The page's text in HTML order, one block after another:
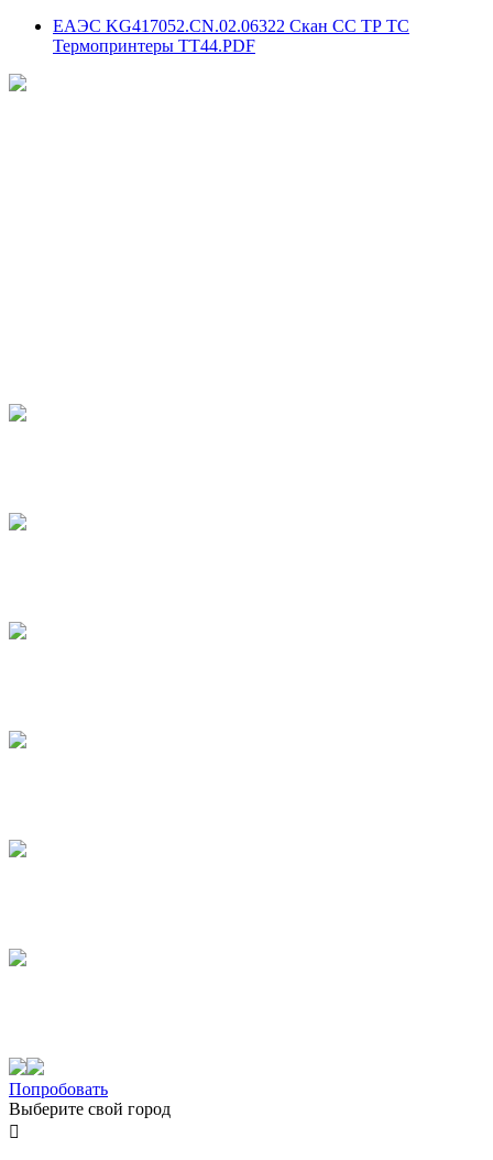
ЕАЭС KG417052.CN.02.06322 Скан СС ТР ТС
Термопринтеры ТТ44.PDF
Попробовать
Выберите свой город
